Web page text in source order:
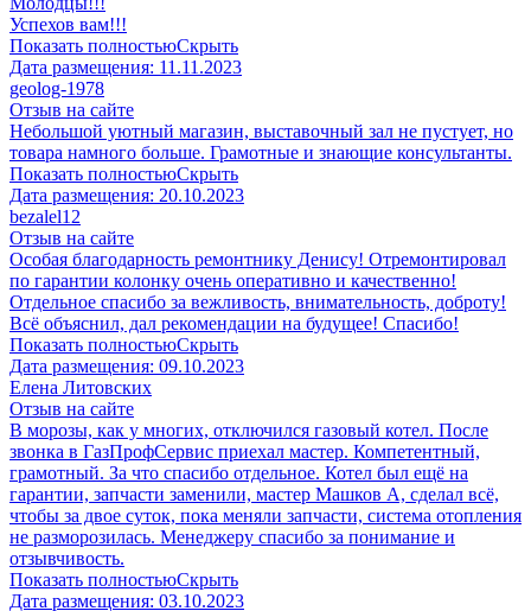
Успехов вам!!!
Показать полностьюСкрыть
Дата размещения: 11.11.2023
geolog-1978
Отзыв на сайте
Небольшой уютный магазин, выставочный зал не пустует, но
товара намного больше. Грамотные и знающие консультанты.
Показать полностьюСкрыть
Дата размещения: 20.10.2023
​bezalel12
Отзыв на сайте
Особая благодарность ремонтнику Денису! Отремонтировал
по гарантии колонку очень оперативно и качественно!
Отдельное спасибо за вежливость, внимательность, доброту!
Всё объяснил, дал рекомендации на будущее! Спасибо!
Показать полностьюСкрыть
Дата размещения: 09.10.2023
​Елена Литовских
Отзыв на сайте
В морозы, как у многих, отключился газовый котел. После
звонка в ГазПрофСервис приехал мастер. Компетентный,
грамотный. За что спасибо отдельное. Котел был ещё на
гарантии, запчасти заменили, мастер Машков А, сделал всё,
чтобы за двое суток, пока меняли запчасти, система отопления
не разморозилась. Менеджеру спасибо за понимание и
отзывчивость.
Показать полностьюСкрыть
Дата размещения: 03.10.2023